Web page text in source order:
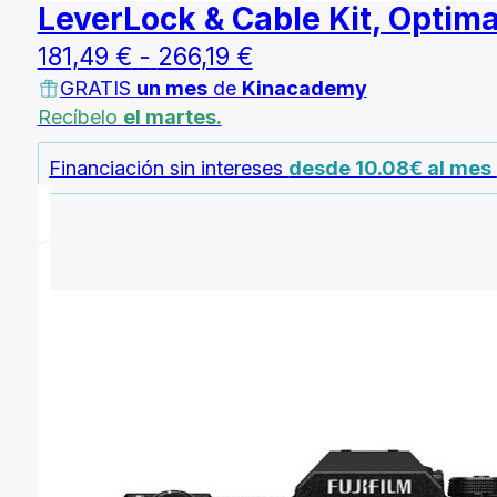
LeverLock & Cable Kit,
181,49 € - 266,19 €Rango
de
desde
181,49 €
GRATIS un mesde Kinacademy
Recíbelo el martes.
Financiación sin intereses desde 10.08€ al mes